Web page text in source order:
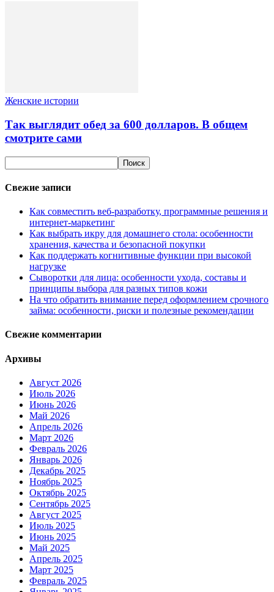
Женские истории
Так выглядит обед за 600 долларов. В общем
смотрите сами
Свежие записи
Как совместить веб-разработку, программные решения и
интернет-маркетинг
Как выбрать икру для домашнего стола: особенности
хранения, качества и безопасной покупки
Как поддержать когнитивные функции при высокой
нагрузке
Сыворотки для лица: особенности ухода, составы и
принципы выбора для разных типов кожи
На что обратить внимание перед оформлением срочного
займа: особенности, риски и полезные рекомендации
Свежие комментарии
Архивы
Август 2026
Июль 2026
Июнь 2026
Май 2026
Апрель 2026
Март 2026
Февраль 2026
Январь 2026
Декабрь 2025
Ноябрь 2025
Октябрь 2025
Сентябрь 2025
Август 2025
Июль 2025
Июнь 2025
Май 2025
Апрель 2025
Март 2025
Февраль 2025